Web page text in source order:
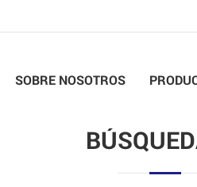
SOBRE NOSOTROS